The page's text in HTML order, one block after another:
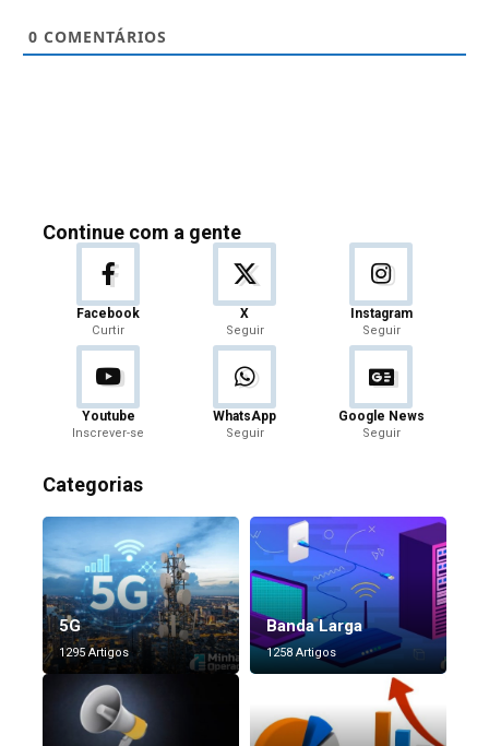
0 COMENTÁRIOS
Continue com a gente
Facebook
Curtir
X
Seguir
Instagram
Seguir
Youtube
Inscrever-se
WhatsApp
Seguir
Google News
Seguir
Categorias
5G
1295 Artigos
Banda Larga
1258 Artigos